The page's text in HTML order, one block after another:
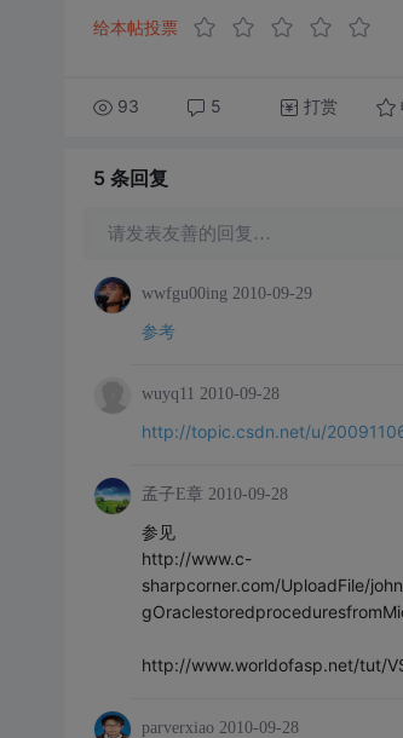
给本帖投票
93 5 打赏
5 条回复
请发表友善的回复…
wwfgu00ing 2010-09-29
参考
wuyq11 2010-09-28
http://topic.csdn.net/u/
孟子E章 2010-09-28
参见
http://www.c-
sharpcorner.com/UploadFile/
http://www.worldofasp.net/tut/
parverxiao 2010-09-28